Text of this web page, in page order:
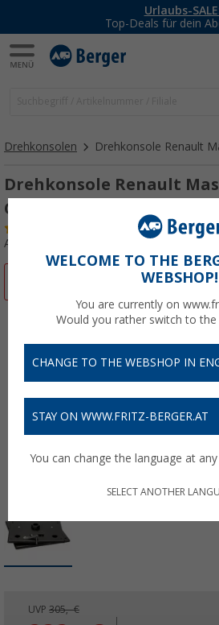
Urlaubs-
Top-Deals für dein
Drehkonsolen Drehkonsole Renault
Drehkonsole Renault
Originalsitz
Art.-Nr.: 139440
UVP 305,- €
WELCOME TO THE
WEBSHOP!
You are currently on
Would you rather switch to the
CHANGE TO THE WEBSHOP IN
STAY ON WWW.FRITZ-BERGER.AT
You can change the language at
SELECT ANOTHER